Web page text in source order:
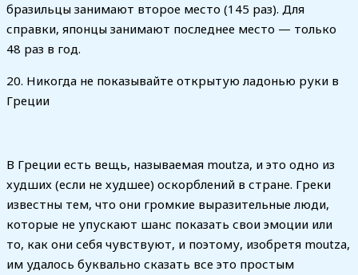
бразильцы занимают второе место (145 раз). Для
справки, японцы занимают последнее место — только
48 раз в год.
20. Никогда не показывайте открытую ладонью руки в
Греции
В Греции есть вещь, называемая moutza, и это одно из
худших (если не худшее) оскорблений в стране. Греки
известны тем, что они громкие выразительные люди,
которые не упускают шанс показать свои эмоции или
то, как они себя чувствуют, и поэтому, изобретя moutza,
им удалось буквально сказать все это простым